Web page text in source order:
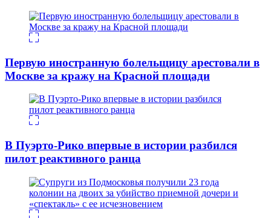
Первую иностранную болельщицу арестовали в
Москве за кражу на Красной площади
В Пуэрто-Рико впервые в истории разбился
пилот реактивного ранца